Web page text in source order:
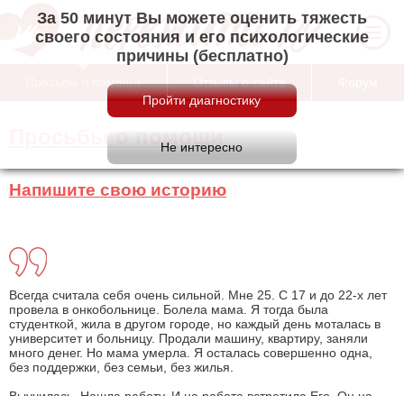
За 50 минут Вы можете оценить тяжесть
своего состояния и его психологические
причины (бесплатно)
Просьбы о помощи Отзывы о сайте
Просьбы о помощи
Напишите свою историю
Всегда считала себя очень сильной. Мне 25. С 17 и до 22-х лет
провела в онкобольнице. Болела мама. Я тогда была
студенткой, жила в другом городе, но каждый день моталась в
университет и больницу. Продали машину, квартиру, заняли
много денег. Но мама умерла. Я осталась совершенно одна,
без поддержки, без семьи, без жилья.